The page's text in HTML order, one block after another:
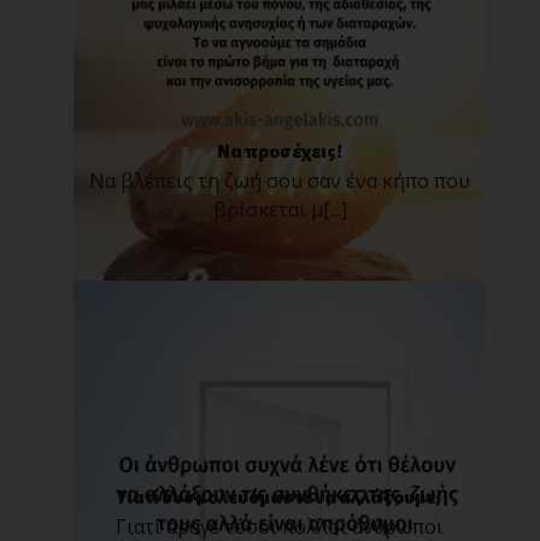
Να προσέχεις!
Να βλέπεις τη ζωή σου σαν ένα κήπο που
βρίσκεται μ[...]
Γιατί δυσκολευόμαστε να αλλάξουμε;
Γιατί άραγε τόσοι πολλοί άνθρωποι